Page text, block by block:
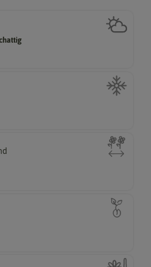
die Pflanze? (schattig,
vollsonnig)
Freien ohne Probleme überwintern
es, bis sich unter Idealbedingungen
zeigt?
sollten die Reihen der Pflanzen